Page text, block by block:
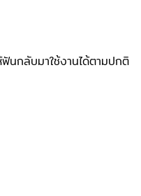
นกลับมาใช้งานได้ตามปกติ